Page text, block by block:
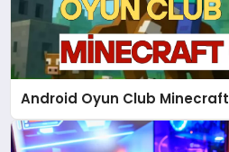
Android Oyun Club Minecraft